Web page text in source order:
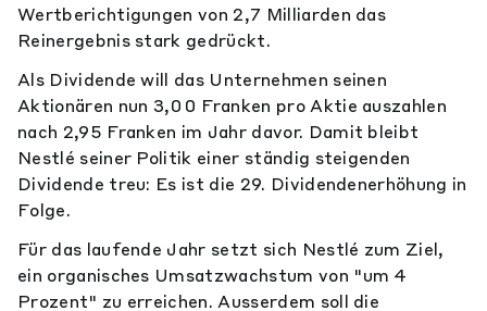
Wertberichtigungen von 2,7 Milliarden das
Reinergebnis stark gedrückt.
Als Dividende will das Unternehmen seinen
Aktionären nun 3,00 Franken pro Aktie auszahlen
nach 2,95 Franken im Jahr davor. Damit bleibt
Nestlé seiner Politik einer ständig steigenden
Dividende treu: Es ist die 29. Dividendenerhöhung in
Folge.
Für das laufende Jahr setzt sich Nestlé zum Ziel,
ein organisches Umsatzwachstum von "um 4
Prozent" zu erreichen. Ausserdem soll die